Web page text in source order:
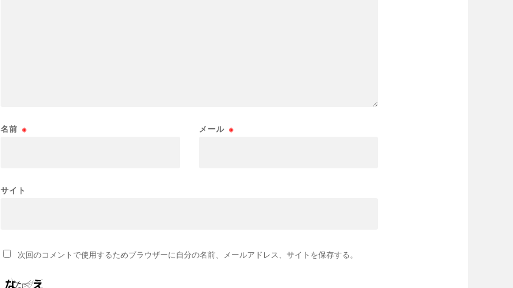
名前 ※ メール ※
サイト
次回のコメントで使用するためブラウザーに自分の名前、メールアドレス、サイトを保存する。